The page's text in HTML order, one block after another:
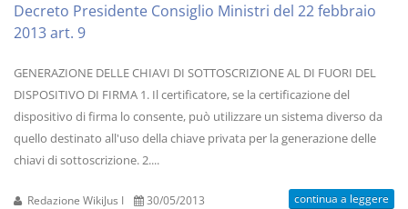
Decreto Presidente Consiglio Ministri del 22 febbraio
2013 art. 9
GENERAZIONE DELLE CHIAVI DI SOTTOSCRIZIONE AL DI FUORI DEL
DISPOSITIVO DI FIRMA 1. Il certificatore, se la certificazione del
dispositivo di firma lo consente, può utilizzare un sistema diverso da
quello destinato all'uso della chiave privata per la generazione delle
chiavi di sottoscrizione. 2....
Redazione WikiJus I 30/05/2013 continua a leggere